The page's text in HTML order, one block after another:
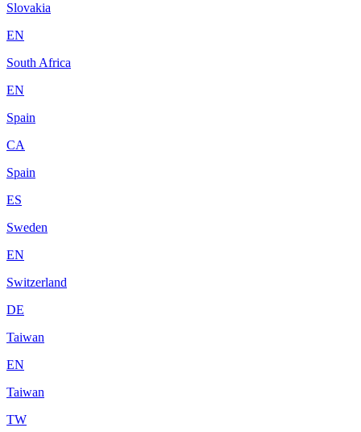
Slovakia
EN
South Africa
EN
Spain
CA
Spain
ES
Sweden
EN
Switzerland
DE
Taiwan
EN
Taiwan
TW